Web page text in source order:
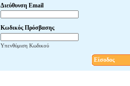
Διεύθυνση Email
Κωδικός Πρόσβασης
Υπενθύμιση Κωδικού
Είσοδος